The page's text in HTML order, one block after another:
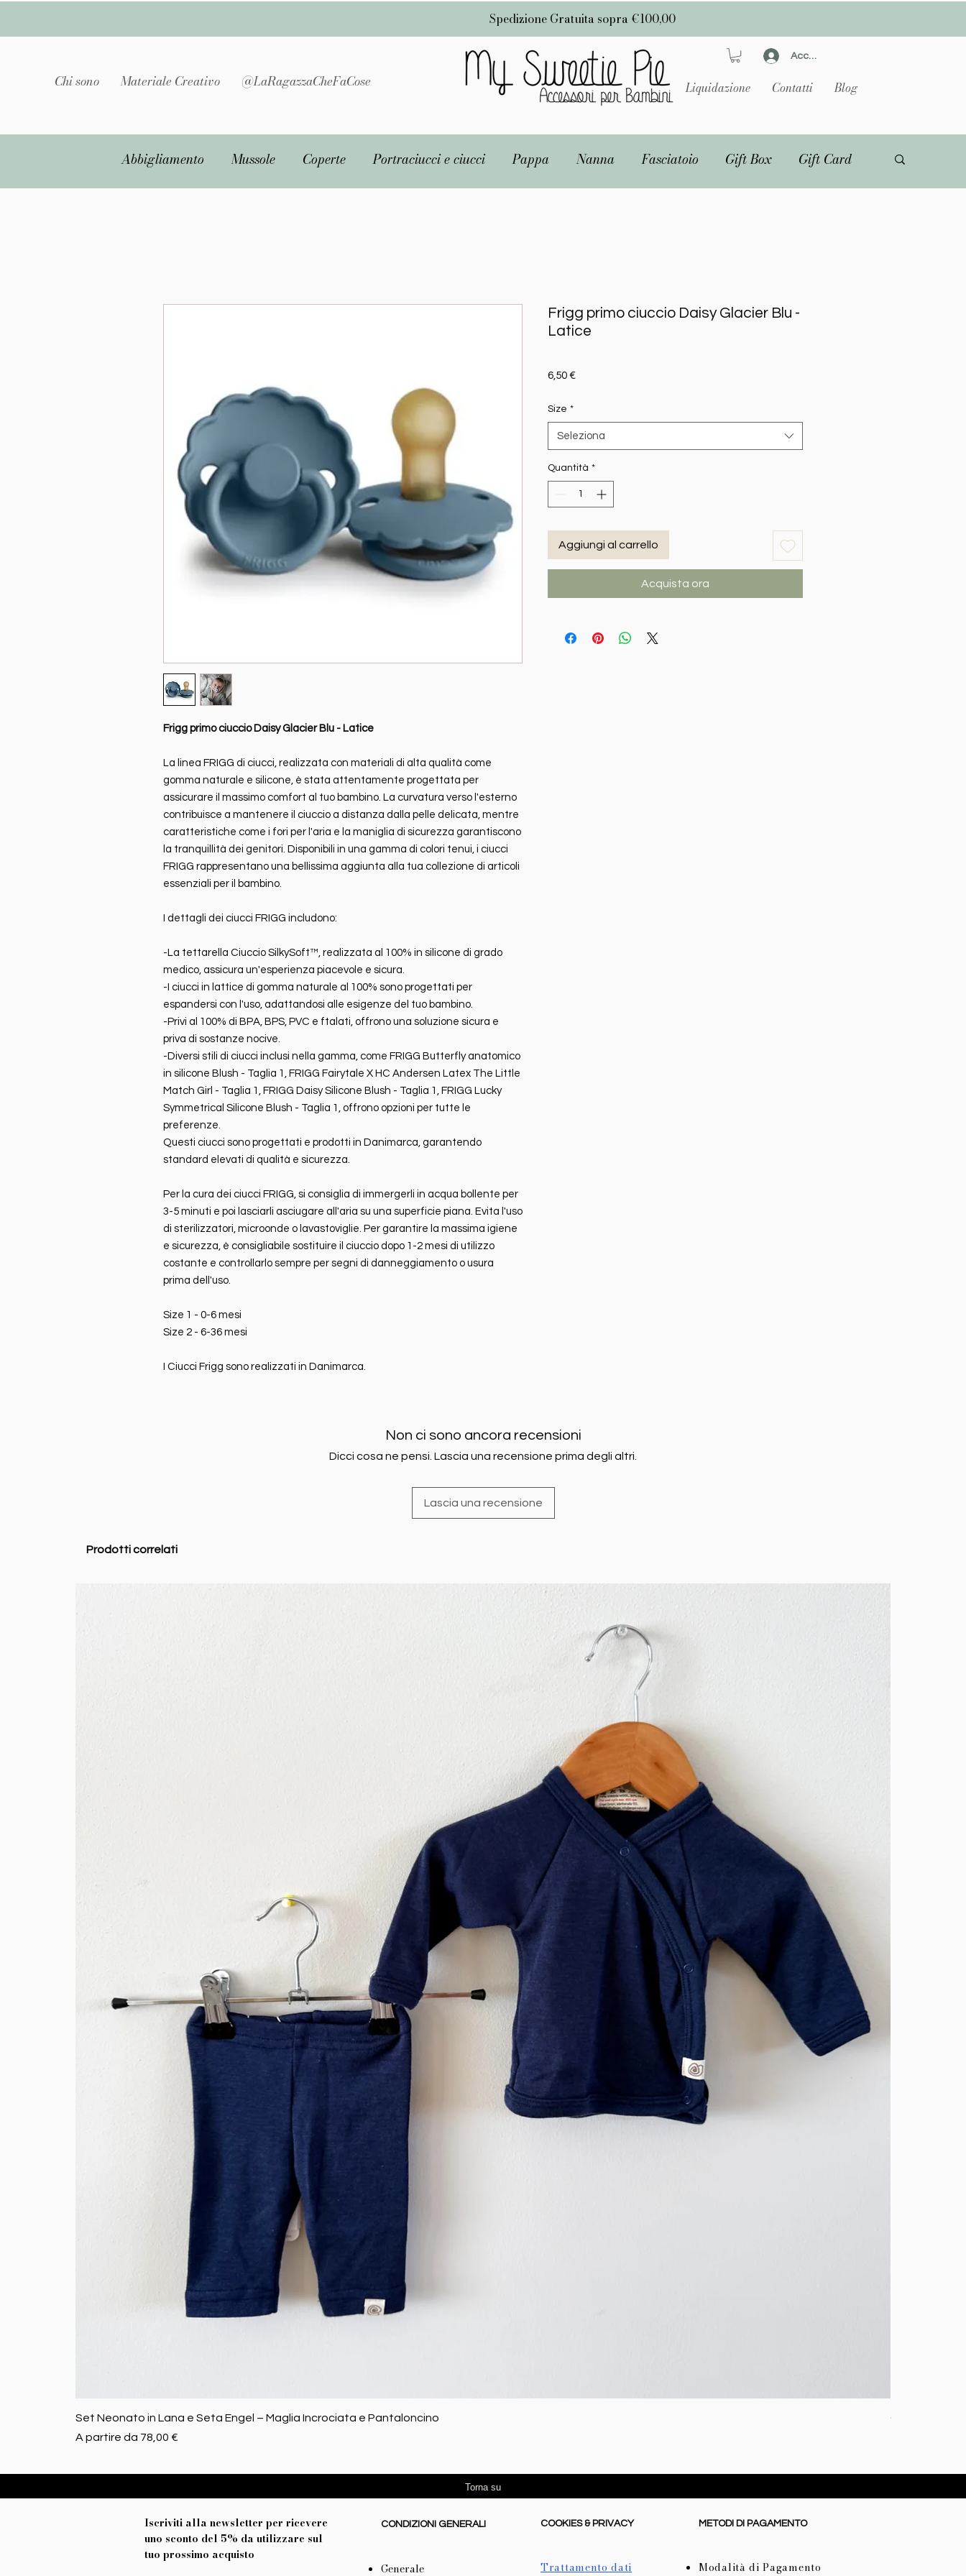
Spedizione Gratuita sopra €100,00
Chi sono Materiale Creativo @LaRagazzaCheFaCose
Accedi
Liquidazione Contatti Blog
Abbigliamento Mussole Coperte Portraciucci e ciucci Pappa Nanna Fasciatoio Gift Box Gift Card
Frigg primo ciuccio Daisy Glacier Blu - Latice
La linea FRIGG di ciucci, realizzata con materiali di alta qualità come
gomma naturale e silicone, è stata attentamente progettata per
assicurare il massimo comfort al tuo bambino. La curvatura verso l'esterno
contribuisce a mantenere il ciuccio a distanza dalla pelle delicata, mentre
caratteristiche come i fori per l'aria e la maniglia di sicurezza garantiscono
la tranquillità dei genitori. Disponibili in una gamma di colori tenui, i ciucci
FRIGG rappresentano una bellissima aggiunta alla tua collezione di articoli
essenziali per il bambino.
I dettagli dei ciucci FRIGG includono:
-La tettarella Ciuccio SilkySoft™, realizzata al 100% in silicone di grado
medico, assicura un'esperienza piacevole e sicura.
-I ciucci in lattice di gomma naturale al 100% sono progettati per
espandersi con l'uso, adattandosi alle esigenze del tuo bambino.
-Privi al 100% di BPA, BPS, PVC e ftalati, offrono una soluzione sicura e
priva di sostanze nocive.
-Diversi stili di ciucci inclusi nella gamma, come FRIGG Butterfly anatomico
in silicone Blush - Taglia 1, FRIGG Fairytale X HC Andersen Latex The Little
Match Girl - Taglia 1, FRIGG Daisy Silicone Blush - Taglia 1, FRIGG Lucky
Symmetrical Silicone Blush - Taglia 1, offrono opzioni per tutte le
preferenze.
Questi ciucci sono progettati e prodotti in Danimarca, garantendo
standard elevati di qualità e sicurezza.
Per la cura dei ciucci FRIGG, si consiglia di immergerli in acqua bollente per
3-5 minuti e poi lasciarli asciugare all'aria su una superficie piana. Evita l'uso
di sterilizzatori, microonde o lavastoviglie. Per garantire la massima igiene
e sicurezza, è consigliabile sostituire il ciuccio dopo 1-2 mesi di utilizzo
costante e controllarlo sempre per segni di danneggiamento o usura
prima dell'uso.
Size 1 - 0-6 mesi
Size 2 - 6-36 mesi
I Ciucci Frigg sono realizzati in Danimarca.
Frigg primo ciuccio Daisy Glacier Blu -
Latice
6,50 €Prezzo
Size *
Seleziona
Quantità *
Aggiungi al carrello
Acquista ora
Non ci sono ancora recensioni
Dicci cosa ne pensi. Lascia una recensione prima degli altri.
Lascia una recensione
Prodotti correlati
Set Neonato in Lana e Seta Engel – Maglia Incrociata e Pantaloncino
A partire da 78,00 €
Prezzo scontato
Coperta baby
Torna su
Iscriviti alla newsletter per ricevere
uno sconto del 5% da utilizzare sul
tuo prossimo acquisto
CONDIZIONI GENERALI
Generale
COOKIES & PRIVACY
Trattamento dati
METODI DI PAGAMENTO
Modalità di Pagamento